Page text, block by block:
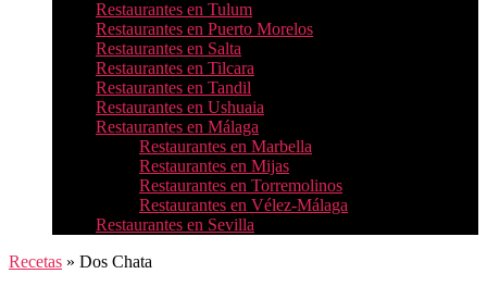
Restaurantes en Tulum
Restaurantes en Puerto Morelos
Restaurantes en Salta
Restaurantes en Tilcara
Restaurantes en Tandil
Restaurantes en Ushuaia
Restaurantes en Málaga
Restaurantes en Marbella
Restaurantes en Mijas
Restaurantes en Torremolinos
Restaurantes en Vélez-Málaga
Restaurantes en Sevilla
Recetas » Dos Chata